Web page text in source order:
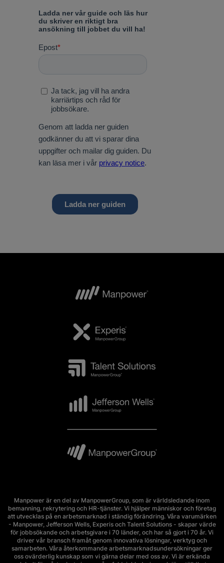
Manpower är en del av ManpowerGroup, som är världsledande inom
bemanning, rekrytering och HR-tjänster. Vi hjälper människor och företag
att utvecklas på en arbetsmarknad i ständig förändring. Våra varumärken
- Manpower, Jefferson Wells, Experis och Talent Solutions - skapar värde
för jobbsökande och arbetsgivare i 70 länder, och har så gjort i 70 år. Vi
driver vår bransch framåt genom innovativa lösningar, verktyg och
samarbeten. Våra återkommande arbetsmarknadsundersökningar ger
oss ovärderlig kunskap som vi gärna delar med oss av. Vi är erkända